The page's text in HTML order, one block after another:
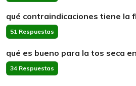
qué contraindicaciones tiene la
51 Respuestas
qué es bueno para la tos seca
34 Respuestas